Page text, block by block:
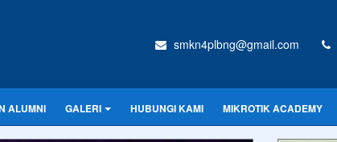
smkn4plbng@gmail.com
ALUMNI GALERI HUBUNGI KAMI MIKROTIK ACADEMY